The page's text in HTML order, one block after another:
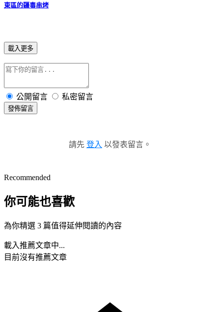
東區的疆毒串烤
載入更多
公開留言 私密留言
發佈留言
請先 登入 以發表留言。
Recommended
你可能也喜歡
為你精選 3 篇值得延伸閱讀的內容
載入推薦文章中...
目前沒有推薦文章